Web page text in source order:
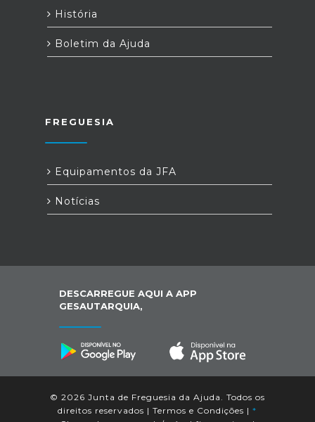
História
Boletim da Ajuda
FREGUESIA
Equipamentos da JFA
Notícias
DESCARREGUE AQUI A APP
GESAUTARQUIA,
© 2026 Junta de Freguesia da Ajuda. Todos os
direitos reservados | Termos e Condições | *